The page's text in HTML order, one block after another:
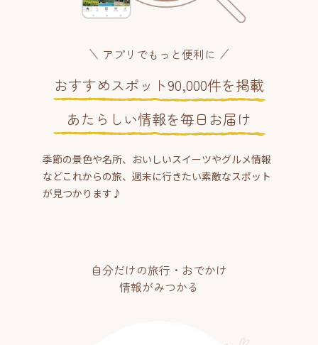
アプリでもっと便利に
おすすめスポット90,000件を掲載
あたらしい情報を毎日お届け
季節の景色や名所、おいしいスイーツやグルメ情報
などこれからの旅、週末に行きたい素敵なスポット
が見つかります♪
自分だけの旅行・おでかけ
情報がみつかる